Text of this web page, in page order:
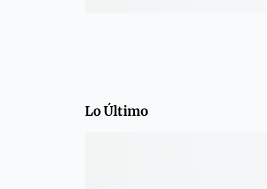
Lo Último